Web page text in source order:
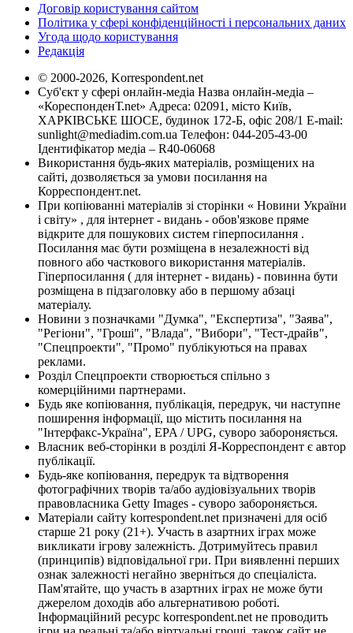
Договір користування сайтом
Політика у сфері конфіденційності і персональних даних
Угода щодо користування
Редакція
© 2000-2026, Korrespondent.net
Суб'єкт у сфері онлайн-медіа Назва онлайн-медіа –
«КореспонденТ.net» Адреса: 02091, місто Київ,
ХАРКІВСЬКЕ ШОСЕ, будинок 172-Б, офіс 208/1 E-mail:
sunlight@mediadim.com.ua Телефон: 044-205-43-00
Ідентифікатор медіа – R40-06068
Використання будь-яких матеріалів, розміщених на
сайті, дозволяється за умови посилання на
Корреспондент.net.
При копіюванні матеріалів зі сторінки « Новини України
і світу» , для інтернет - видань - обов'язкове пряме
відкрите для пошукових систем гіперпосилання .
Посилання має бути розміщена в незалежності від
повного або часткового використання матеріалів.
Гіперпосилання ( для інтернет - видань) - повинна бути
розміщена в підзаголовку або в першому абзаці
матеріалу.
Новини з позначками "Думка", "Експертиза", "Заява",
"Регіони", "Гроші", "Влада", "Вибори", "Тест-драйв",
"Спецпроекти", "Промо" публікуються на правах
реклами.
Розділ Спецпроекти створюється спільно з
комерційними партнерами.
Будь яке копіювання, публікація, передрук, чи наступне
поширення інформації, що містить посилання на
"Інтерфакс-Україна", EPA / UPG, суворо забороняється.
Власник веб-сторінки в розділі Я-Корреспондент є автор
публікації.
Будь-яке копіювання, передрук та відтворення
фотографічних творів та/або аудіовізуальних творів
правовласника Getty Images - суворо забороняється.
Матеріали сайту korrespondent.net призначені для осіб
старше 21 року (21+). Участь в азартних іграх може
викликати ігрову залежність. Дотримуйтесь правил
(принципів) відповідальної гри. При виявленні перших
ознак залежності негайно зверніться до спеціаліста.
Пам'ятайте, що участь в азартних іграх не може бути
джерелом доходів або альтернативою роботі.
Інформаційний ресурс korrespondent.net не проводить